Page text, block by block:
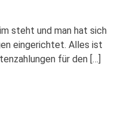
steht und man hat sich
eingerichtet. Alles ist
für den […]